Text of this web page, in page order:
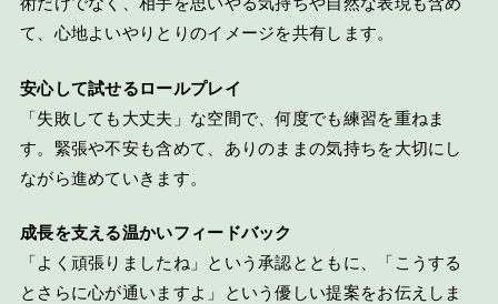
て、心地よいやりとりのイメージを共有します。
安心して試せるロールプレイ
「失敗しても大丈夫」な空間で、何度でも練習を重ねま
す。緊張や不安も含めて、ありのままの気持ちを大切にし
ながら進めていきます。
成長を支える温かいフィードバック
「よく頑張りましたね」という承認とともに、「こうする
とさらに心が通いますよ」という優しい提案をお伝えしま